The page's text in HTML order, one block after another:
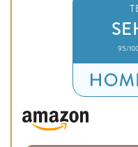
95/